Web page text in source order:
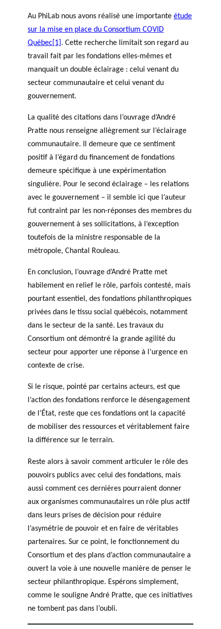
Au PhiLab nous avons réalisé une importante étude
sur la mise en place du Consortium COVID
Québec [1] . Cette recherche limitait son regard au
travail fait par les fondations elles-mêmes et
manquait un double éclairage : celui venant du
secteur communautaire et celui venant du
gouvernement.
La qualité des citations dans l’ouvrage d’André
Pratte nous renseigne allègrement sur l’éclairage
communautaire. Il demeure que ce sentiment
positif à l’égard du financement de fondations
demeure spécifique à une expérimentation
singulière. Pour le second éclairage – les relations
avec le gouvernement – il semble ici que l’auteur
fut contraint par les non-réponses des membres du
gouvernement à ses sollicitations, à l’exception
toutefois de la ministre responsable de la
métropole, Chantal Rouleau.
En conclusion, l’ouvrage d’André Pratte met
habilement en relief le rôle, parfois contesté, mais
pourtant essentiel, des fondations philanthropiques
privées dans le tissu social québécois, notamment
dans le secteur de la santé. Les travaux du
Consortium ont démontré la grande agilité du
secteur pour apporter une réponse à l’urgence en
contexte de crise.
Si le risque, pointé par certains acteurs, est que
l’action des fondations renforce le désengagement
de l’État, reste que ces fondations ont la capacité
de mobiliser des ressources et véritablement faire
la différence sur le terrain.
Reste alors à savoir comment articuler le rôle des
pouvoirs publics avec celui des fondations, mais
aussi comment ces dernières pourraient donner
aux organismes communautaires un rôle plus actif
dans leurs prises de décision pour réduire
l’asymétrie de pouvoir et en faire de véritables
partenaires. Sur ce point, le fonctionnement du
Consortium et des plans d’action communautaire a
ouvert la voie à une nouvelle manière de penser le
secteur philanthropique. Espérons simplement,
comme le souligne André Pratte, que ces initiatives
ne tombent pas dans l’oubli.